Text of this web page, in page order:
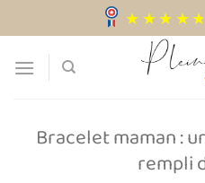
au
contenu
Bracelet maman :
rempli